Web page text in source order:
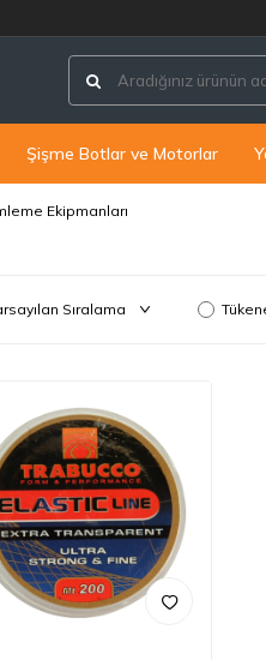
Şişme Botlar ve Motorlar
Ekipmanları